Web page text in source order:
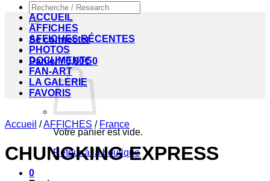
Recherche
pour :
Se connecter
Panier /0,00€ 0
Votre panier est vide.
Retour à la boutique
0
ACCUEIL
AFFICHES
AFFICHES RÉCENTES
PHOTOS
DOCUMENTS
FAN-ART
LA GALERIE
FAVORIS
Accueil /AFFICHES / France
CHUNGKING EXPRESS